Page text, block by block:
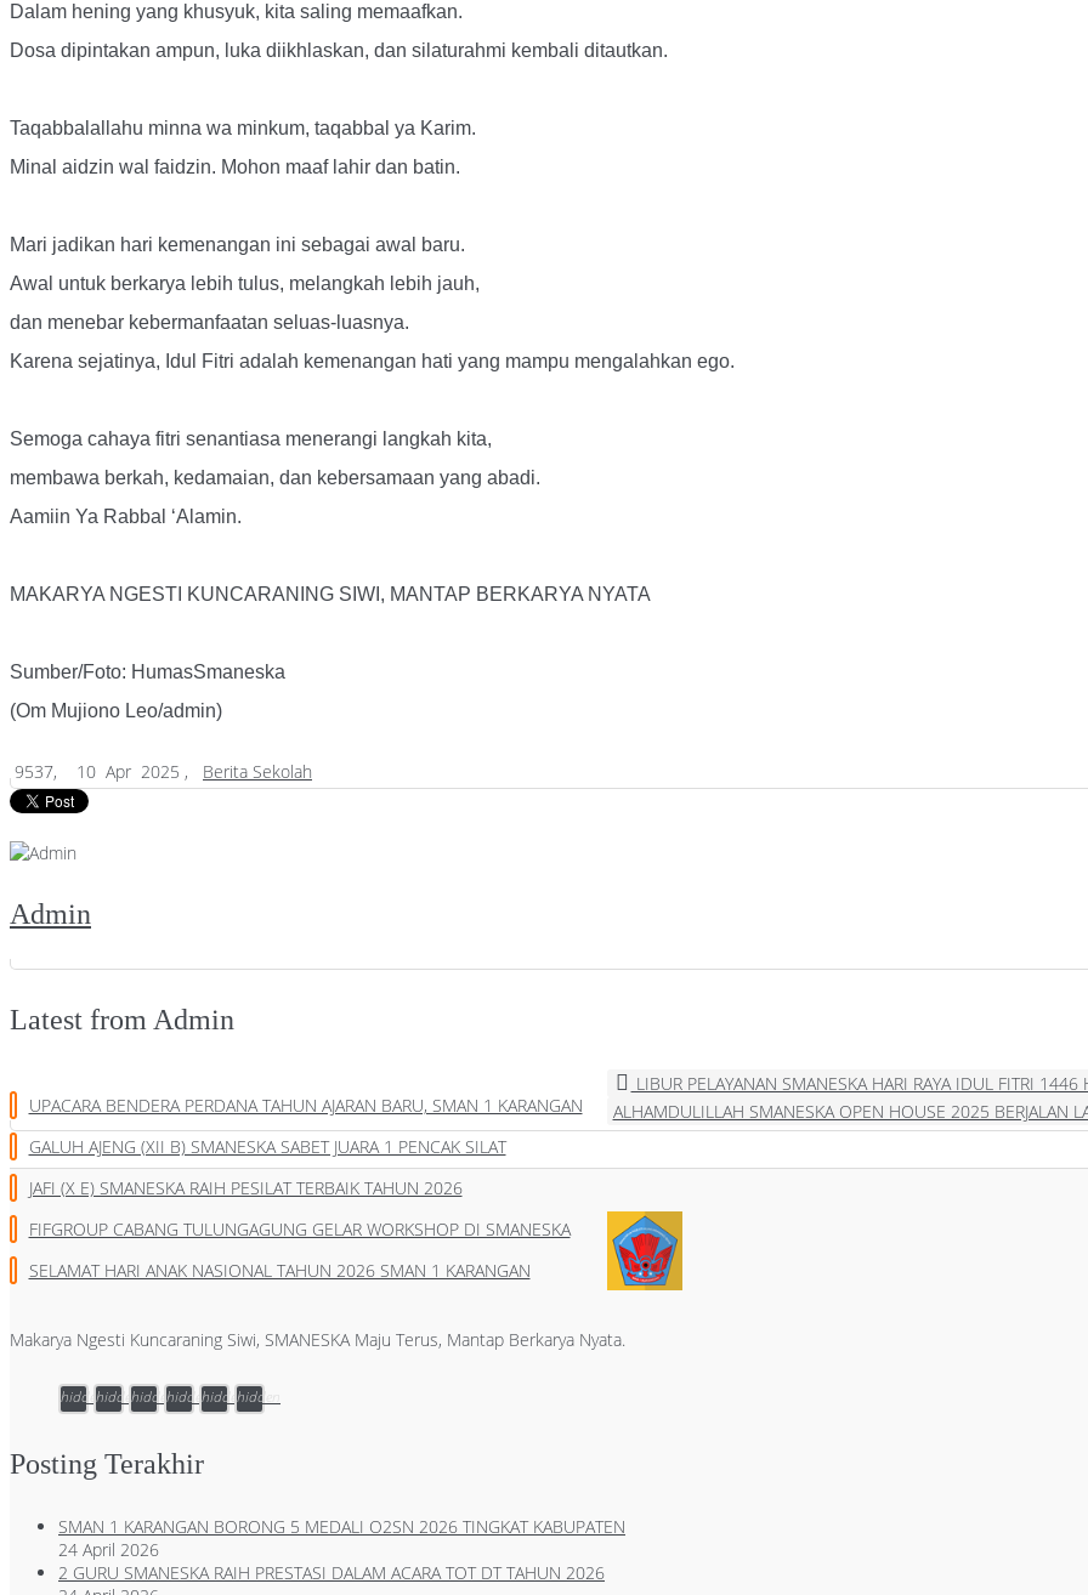
Dalam hening yang khusyuk, kita saling memaafkan.
Dosa dipintakan ampun, luka diikhlaskan, dan silaturahmi kembali ditautkan.
Taqabbalallahu minna wa minkum, taqabbal ya Karim.
Minal aidzin wal faidzin. Mohon maaf lahir dan batin.
Mari jadikan hari kemenangan ini sebagai awal baru.
Awal untuk berkarya lebih tulus, melangkah lebih jauh,
dan menebar kebermanfaatan seluas-luasnya.
Karena sejatinya, Idul Fitri adalah kemenangan hati yang mampu mengalahkan ego.
Semoga cahaya fitri senantiasa menerangi langkah kita,
membawa berkah, kedamaian, dan kebersamaan yang abadi.
Aamiin Ya Rabbal ‘Alamin.
MAKARYA NGESTI KUNCARANING SIWI, MANTAP BERKARYA NYATA
Sumber/Foto: HumasSmaneska
(Om Mujiono Leo/admin)
9537, 10 Apr 2025 , Berita Sekolah
Admin
Latest from Admin
UPACARA BENDERA PERDANA TAHUN AJARAN BARU, SMAN 1 KARANGAN
GALUH AJENG (XII B) SMANESKA SABET JUARA 1 PENCAK SILAT
JAFI (X E) SMANESKA RAIH PESILAT TERBAIK TAHUN 2026
FIFGROUP CABANG TULUNGAGUNG GELAR WORKSHOP DI SMANESKA
SELAMAT HARI ANAK NASIONAL TAHUN 2026 SMAN 1 KARANGAN
LIBUR PELAYANAN SMANESKA HARI RAYA IDUL FITRI 1446
ALHAMDULILLAH SMANESKA OPEN HOUSE 2025 BERJALAN
Makarya Ngesti Kuncaraning Siwi, SMANESKA Maju Terus, Mantap Berkarya Nyata.
hiddenhiddenhiddenhiddenhiddenhidden
Posting Terakhir
SMAN 1 KARANGAN BORONG 5 MEDALI O2SN 2026 TINGKAT KABUPATEN
24 April 2026
2 GURU SMANESKA RAIH PRESTASI DALAM ACARA TOT DT TAHUN 2026